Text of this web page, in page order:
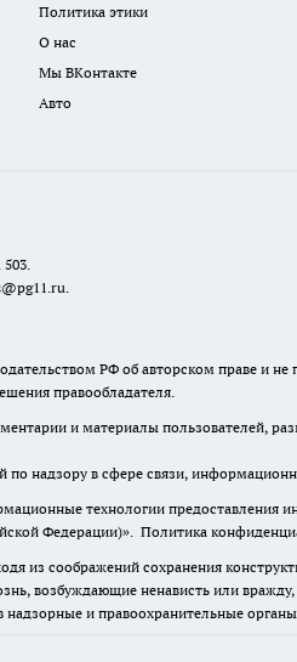
Политика этики
О нас
Мы ВКонтакте
Авто
.
РФ об авторском праве и
правообладателя.
и материалы пользователей,
по надзору в сфере связи,
технологии предоставления
Федерации)». Политика
из соображений сохранения
возбуждающие ненависть или
надзорные и правоохранительные